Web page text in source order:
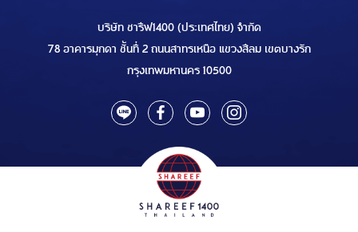
บริษัท ชารีฟ1400 (ประเทศไทย) จำกัด
78 อาคารมุกดา ชั้นที่ 2 ถนนสาทรเหนือ แขวงสีลม เขตบางรัก
กรุงเทพมหานคร 10500